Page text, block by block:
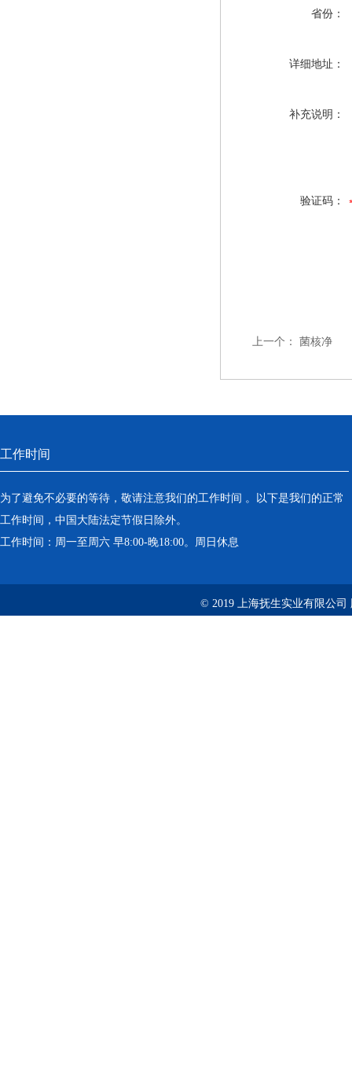
省份：
详细地址：
补充说明：
验证码：
上一个： 菌核净
工作时间
为了避免不必要的等待，敬请注意我们的工作时间 。以下是我们的正常
工作时间，中国大陆法定节假日除外。
工作时间：周一至周六 早8:00-晚18:00。周日休息
© 2019 上海抚生实业有限公司